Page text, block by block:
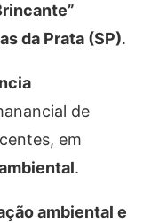
da Prata (SP).
de
em
.
ambiental e